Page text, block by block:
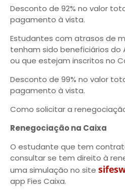
Desconto de 92% no valor
pagamento à vista.
Estudantes com atrasos de
tenham sido beneficiários do
ou que estejam inscritos no
Desconto de 99% no valor
pagamento à vista.
Como solicitar a
Renegociação na Caixa
O estudante que tem
consultar se tem direito à
uma simulação no site
app Fies Caixa.